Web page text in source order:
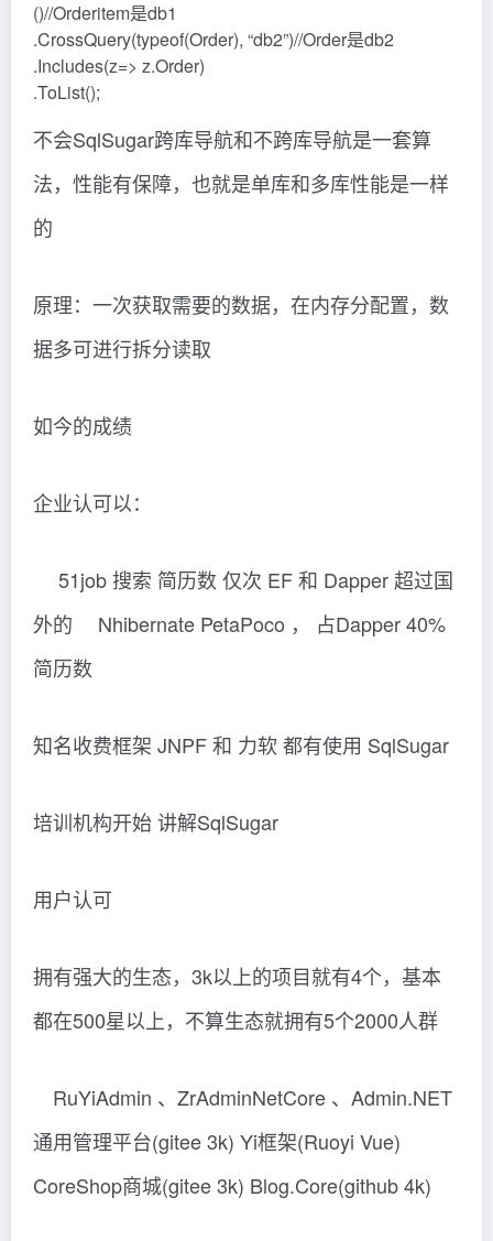
()//Orderitem是db1
.CrossQuery(typeof(Order), “db2”)//Order是db2
.Includes(z=> z.Order)
.ToList();
不会SqlSugar跨库导航和不跨库导航是一套算
法，性能有保障，也就是单库和多库性能是一样
的
原理：一次获取需要的数据，在内存分配置，数
据多可进行拆分读取
如今的成绩
企业认可以：
51job 搜索 简历数 仅次 EF 和 Dapper 超过国
外的 Nhibernate PetaPoco ， 占Dapper 40%
简历数
知名收费框架 JNPF 和 力软 都有使用 SqlSugar
培训机构开始 讲解SqlSugar
用户认可
拥有强大的生态，3k以上的项目就有4个，基本
都在500星以上，不算生态就拥有5个2000人群
RuYiAdmin 、ZrAdminNetCore 、Admin.NET
通用管理平台(gitee 3k) Yi框架(Ruoyi Vue)
CoreShop商城(gitee 3k) Blog.Core(github 4k)